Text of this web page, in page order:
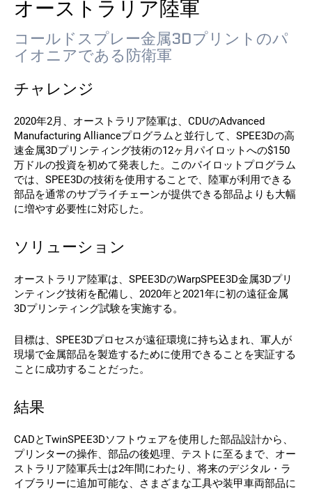
リソース
連絡先
フォローする
X フェイスブックLinkedIn ユーチューブ
オーストラリア陸軍
コールドスプレー金属3Dプリントのパ
イオニアである防衛軍
チャレンジ
2020年2月、オーストラリア陸軍は、CDUのAdvanced
Manufacturing Allianceプログラムと並行して、SPEE3Dの高
速金属3Dプリンティング技術の12ヶ月パイロットへの$150
万ドルの投資を初めて発表した。このパイロットプログラム
では、SPEE3Dの技術を使用することで、陸軍が利用できる
部品を通常のサプライチェーンが提供できる部品よりも大幅
に増やす必要性に対応した。
ソリューション
オーストラリア陸軍は、SPEE3DのWarpSPEE3D金属3Dプリ
ンティング技術を配備し、2020年と2021年に初の遠征金属
3Dプリンティング試験を実施する。
目標は、SPEE3Dプロセスが遠征環境に持ち込まれ、軍人が
現場で金属部品を製造するために使用できることを実証する
ことに成功することだった。
結果
CADとTwinSPEE3Dソフトウェアを使用した部品設計から、
プリンターの操作、部品の後処理、テストに至るまで、オー
ストラリア陸軍兵士は2年間にわたり、将来のデジタル・ラ
イブラリーに追加可能な、さまざまな工具や装甲車両部品に